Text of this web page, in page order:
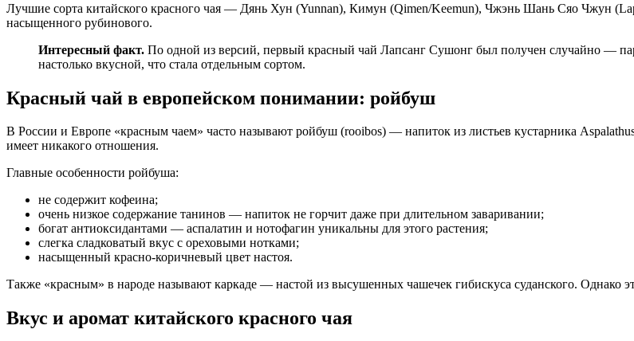
Лучшие сорта китайского красного чая — Дянь Хун (Yunnan), Кимун (Qimen/Keemun), Чжэнь Шань Сяо Чжун
насыщенного рубинового.
Интересный факт. По одной из версий, первый красный чай Лапсанг Сушонг был получен случайно —
настолько вкусной, что стала отдельным сортом.
Красный чай в европейском понимании: ройбуш
В России и Европе «красным чаем» часто называют ройбуш (rooibos) — напиток из листьев кустарника
имеет никакого отношения.
Главные особенности ройбуша:
не содержит кофеина;
очень низкое содержание танинов — напиток не горчит даже при длительном заваривании;
богат антиоксидантами — аспалатин и нотофагин уникальны для этого растения;
слегка сладковатый вкус с ореховыми нотками;
насыщенный красно-коричневый цвет настоя.
Также «красным» в народе называют каркаде — настой из высушенных чашечек гибискуса суданского. Однако
Вкус и аромат китайского красного чая